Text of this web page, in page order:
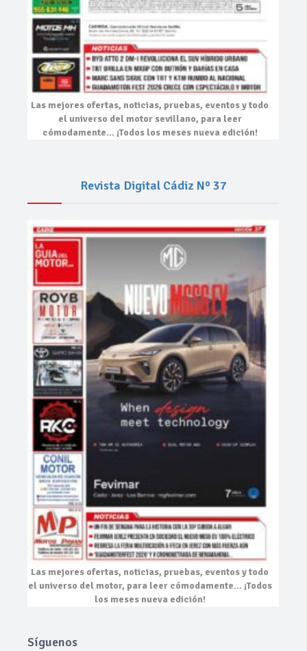
Las mejores ofertas, noticias, pruebas, eventosy todo
el universo del motor sevillano, para leer
cómodamente… ¡Todos los meses nueva edición!
Revista Digital Cádiz Nº 37
Las mejores ofertas, noticias, pruebas, eventosy todo
el universo del motor, para leer cómodamente… ¡Todos
los meses nueva edición!
Síguenos